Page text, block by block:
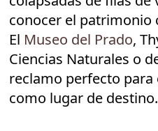
conocer el patrimonio
El Museo del Prado,
Ciencias Naturales o
reclamo perfecto para
como lugar de destino.